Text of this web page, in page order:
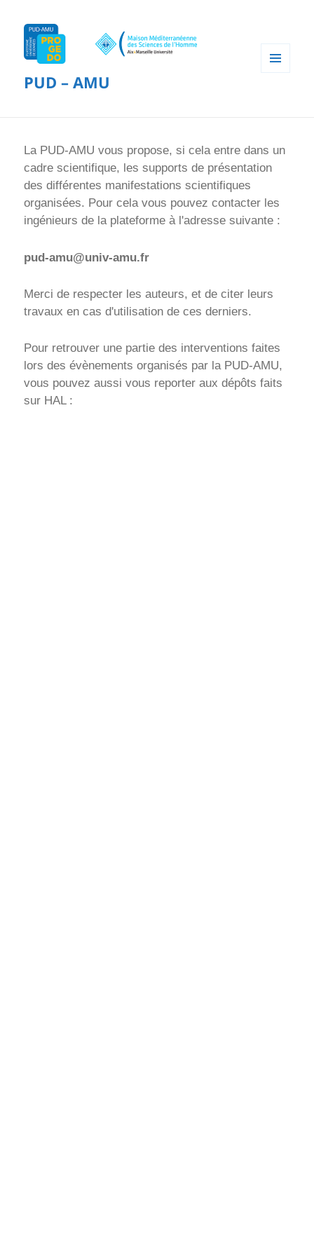
PUD – AMU
La PUD-AMU vous propose, si cela entre dans un
cadre scientifique, les supports de présentation
des différentes manifestations scientifiques
organisées. Pour cela vous pouvez contacter les
ingénieurs de la plateforme à l'adresse suivante :
pud-amu@univ-amu.fr
Merci de respecter les auteurs, et de citer leurs
travaux en cas d'utilisation de ces derniers.
Pour retrouver une partie des interventions faites
lors des évènements organisés par la PUD-AMU,
vous pouvez aussi vous reporter aux dépôts faits
sur HAL :